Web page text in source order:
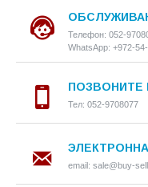
Телефон: 052-
WhatsApp: +972-
ПОЗВОНИТЕ
Тел: 052-9708077
email: sale@buy-